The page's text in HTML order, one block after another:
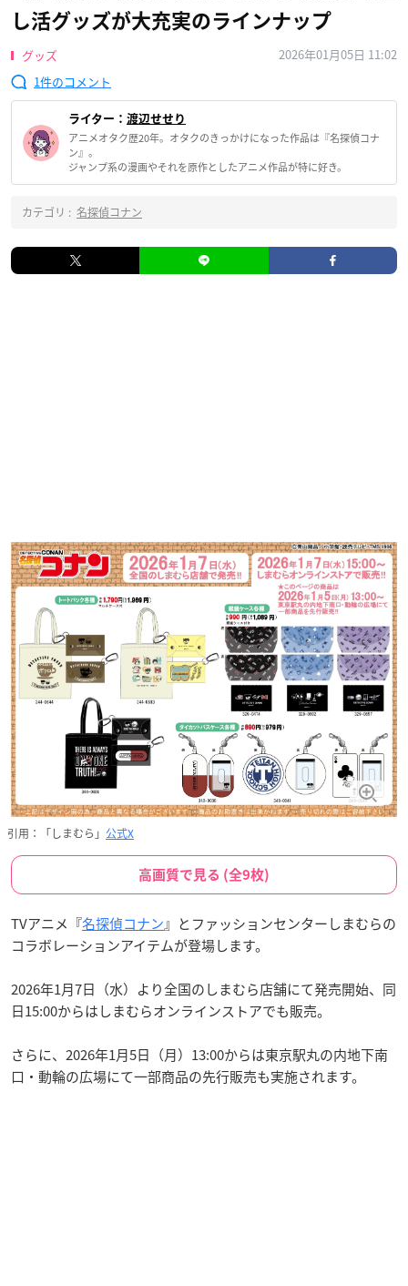
し活グッズが大充実のラインナップ
グッズ
2026年01月05日 11:02
1
ライター： 渡辺せせり
アニメオタク歴20年。オタクのきっかけになった作品は『名探偵コナ
ン』。
ジャンプ系の漫画やそれを原作としたアニメ作品が特に好き。
カテゴリ : 名探偵コナン
引用：「しまむら」 公式X
高画質で見る (全9枚)
TVアニメ『名探偵コナン』とファッションセンターしまむらの
コラボレーションアイテムが登場します。
2026年1月7日（水）より全国のしまむら店舗にて発売開始、同
日15:00からはしまむらオンラインストアでも販売。
さらに、2026年1月5日（月）13:00からは東京駅丸の内地下南
口・動輪の広場にて一部商品の先行販売も実施されます。